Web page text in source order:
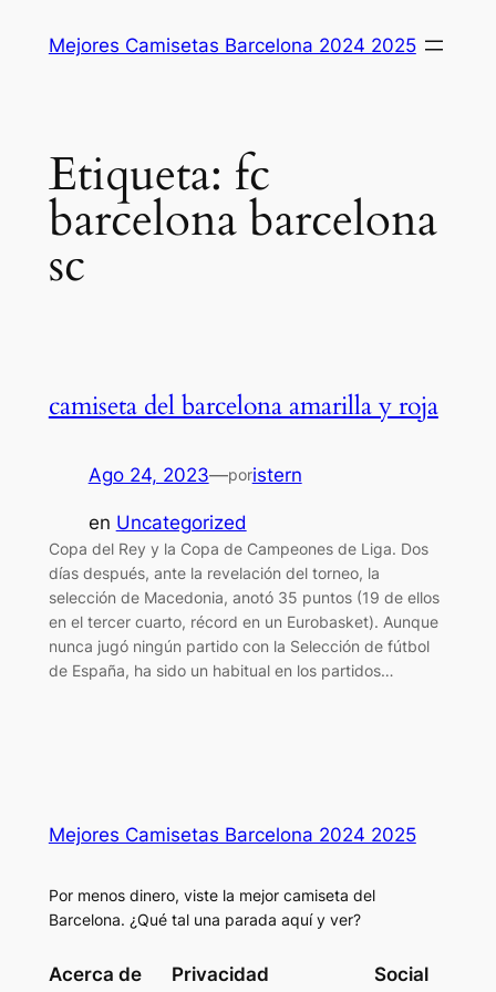
Mejores Camisetas Barcelona 2024 2025
Etiqueta: fc
barcelona barcelona
sc
camiseta del barcelona amarilla y roja
Ago 24, 2023—poristern
en Uncategorized
Copa del Rey y la Copa de Campeones de Liga. Dos
días después, ante la revelación del torneo, la
selección de Macedonia, anotó 35 puntos (19 de ellos
en el tercer cuarto, récord en un Eurobasket). Aunque
nunca jugó ningún partido con la Selección de fútbol
de España, ha sido un habitual en los partidos…
Mejores Camisetas Barcelona 2024 2025
Por menos dinero, viste la mejor camiseta del
Barcelona. ¿Qué tal una parada aquí y ver?
Acerca de Privacidad Social